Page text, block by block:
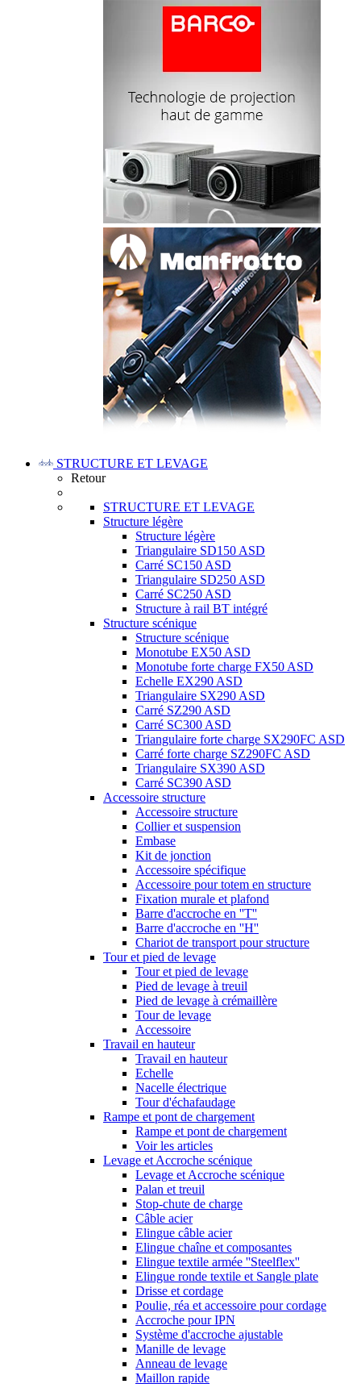
STRUCTURE ET LEVAGE
Retour
STRUCTURE ET LEVAGE
Structure légère
Structure légère
Triangulaire SD150 ASD
Carré SC150 ASD
Triangulaire SD250 ASD
Carré SC250 ASD
Structure à rail BT intégré
Structure scénique
Structure scénique
Monotube EX50 ASD
Monotube forte charge FX50 ASD
Echelle EX290 ASD
Triangulaire SX290 ASD
Carré SZ290 ASD
Carré SC300 ASD
Triangulaire forte charge SX290FC ASD
Carré forte charge SZ290FC ASD
Triangulaire SX390 ASD
Carré SC390 ASD
Accessoire structure
Accessoire structure
Collier et suspension
Embase
Kit de jonction
Accessoire spécifique
Accessoire pour totem en structure
Fixation murale et plafond
Barre d'accroche en ''T''
Barre d'accroche en ''H''
Chariot de transport pour structure
Tour et pied de levage
Tour et pied de levage
Pied de levage à treuil
Pied de levage à crémaillère
Tour de levage
Accessoire
Travail en hauteur
Travail en hauteur
Echelle
Nacelle électrique
Tour d'échafaudage
Rampe et pont de chargement
Rampe et pont de chargement
Voir les articles
Levage et Accroche scénique
Levage et Accroche scénique
Palan et treuil
Stop-chute de charge
Câble acier
Elingue câble acier
Elingue chaîne et composantes
Elingue textile armée ''Steelflex''
Elingue ronde textile et Sangle plate
Drisse et cordage
Poulie, réa et accessoire pour cordage
Accroche pour IPN
Système d'accroche ajustable
Manille de levage
Anneau de levage
Maillon rapide